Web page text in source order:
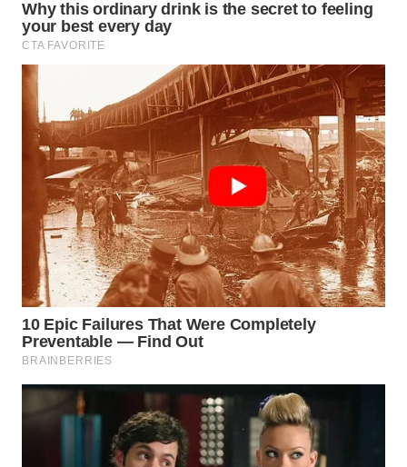
WN
WN
SOLO
WN
BOROBUDUR
WN
MADURA
WN
SURABAYA
NATUNA